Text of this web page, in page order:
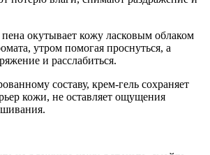
окутывает кожу ласковым облаком
утром помогая проснуться, а
и расслабиться.
составу, крем-гель сохраняет
кожи, не оставляет ощущения